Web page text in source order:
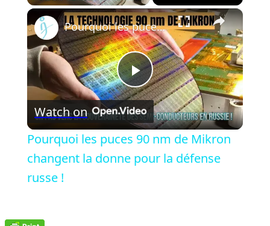
×
Play
Video
Pourquoi les puces 90 nm de Mikron changent la donne pour la défense russe !
Watch on
Pourquoi les puces 90 nm de Mikron
changent la donne pour la défense
russe !